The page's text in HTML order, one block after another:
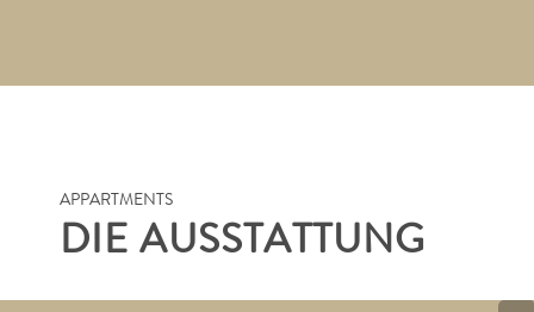
APPARTMENTS
DIE AUSSTATTUNG